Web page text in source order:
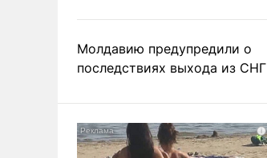
Молдавию предупредили о
последствиях выхода из СНГ